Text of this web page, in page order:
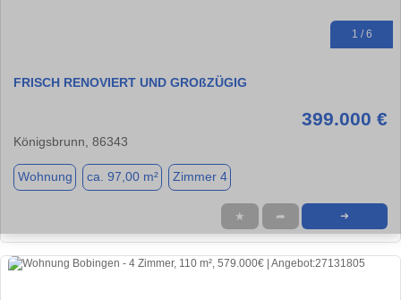
1 / 6
FRISCH RENOVIERT UND GROßZÜGIG
399.000 €
Königsbrunn, 86343
Wohnung ca. 97,00 m² Zimmer 4
★ ➦ ➜